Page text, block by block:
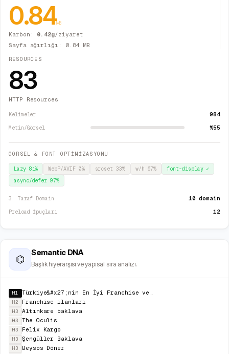
0.84MB
Karbon: 0.42g/ziyaret
Sayfa ağırlığı: 0.84 MB
RESOURCES
83
HTTP Resources
Kelimeler 984
Metin/Görsel %55
GÖRSEL & FONT OPTİMİZASYONU
Lazy 81% WebP/AVIF 0% srcset33% w/h 67% font-display✓
async/defer97%
3. Taraf Domain 10 domain
Preload İpuçları 12
⌬
Semantic DNA
Başlık hiyerarşisi ve yapısal sıra analizi.
H1 Türkiye&#x27;nin En İyi Franchise ve Bayilik Fırsatları
H2 Franchise ilanları
H3 Altınkare baklava
H3 The Oculis
H3 Felix Kargo
H3 Şengüller Baklava
H3
Beysos Döner